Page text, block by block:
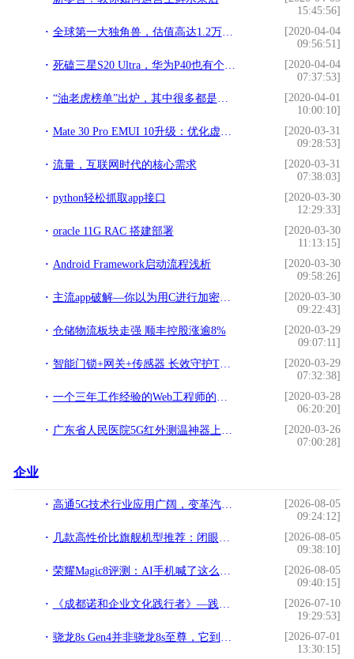
15:45:56]
全球第一大独角兽，估值高达1.2万亿，低调超越蚂蚁金服
[2020-04-04
09:56:51]
死磕三星S20 Ultra，华为P40也有个皇帝版
[2020-04-04
07:37:53]
“油老虎榜单”出炉，其中很多都是常见SUV，有你喜欢的吗？
[2020-04-01
10:00:10]
Mate 30 Pro EMUI 10升级：优化虚拟音量键灵敏度
[2020-03-31
09:28:53]
流量，互联网时代的核心需求
[2020-03-31
07:38:03]
python轻松抓取app接口
[2020-03-30
12:29:33]
oracle 11G RAC 搭建部署
[2020-03-30
11:13:15]
Android Framework启动流程浅析
[2020-03-30
09:58:26]
主流app破解—你以为用C进行加密就可以高枕无忧了？
[2020-03-30
09:22:43]
仓储物流板块走强 顺丰控股涨逾8%
[2020-03-29
09:07:11]
智能门锁+网关+传感器 长效守护TCL智能家居样板间
[2020-03-29
07:32:38]
一个三年工作经验的Web工程师的经验之谈
[2020-03-28
06:20:20]
广东省人民医院5G红外测温神器上岗，可同时侦测视野内多人体温
[2020-03-26
07:00:28]
企业
高通5G技术行业应用广阔，变革汽车使用体验
[2026-08-05
09:24:12]
几款高性价比旗舰机型推荐：闭眼入，不踩坑
[2026-08-05
09:38:10]
荣耀Magic8评测：AI手机喊了这么多年，这台终于像个“管家”了
[2026-08-05
09:40:15]
《成都诺和企业文化践行者》—践行文化，榜样力量
[2026-07-10
19:29:53]
骁龙8s Gen4并非骁龙8s至尊，它到底是一款怎样的芯片？
[2026-07-01
13:30:15]